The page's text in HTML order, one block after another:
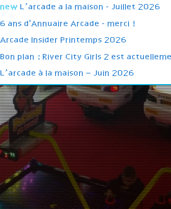
new L’arcade a la maison - Juillet 2026
6 ans d'Annuaire Arcade - merci !
Arcade Insider Printemps 2026
Bon plan : River City Girls 2 est
L’arcade à la maison – Juin 2026